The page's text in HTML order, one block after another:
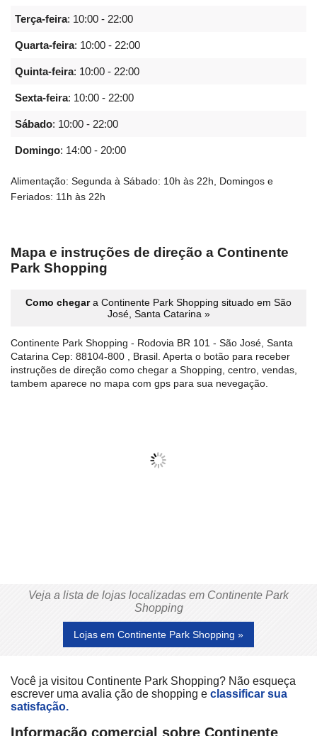
Terça-feira: 10:00 - 22:00
Quarta-feira: 10:00 - 22:00
Quinta-feira: 10:00 - 22:00
Sexta-feira: 10:00 - 22:00
Sábado: 10:00 - 22:00
Domingo: 14:00 - 20:00
Alimentação: Segunda à Sábado: 10h às 22h, Domingos e
Feriados: 11h às 22h
Mapa e instruções de direção a Continente
Park Shopping
Como chegara Continente Park Shopping situado em São
José, Santa Catarina »
Continente Park Shopping - Rodovia BR 101 - São José, Santa
Catarina Cep: 88104-800 , Brasil. Aperta o botão para receber
instruções de direção como chegar a Shopping, centro, vendas,
tambem aparece no mapa com gps para sua nevegação.
Veja a lista de lojas localizadas em Continente Park
Shopping
Lojas em Continente Park Shopping »
Você ja visitou Continente Park Shopping? Não esqueça
escrever uma avalia ção de shopping e classificar sua
satisfação.
Informação comercial sobre Continente